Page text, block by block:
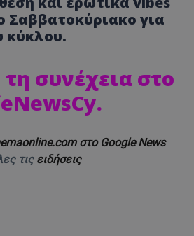
Σαββατοκύριακο για
κύκλου.
συνέχεια στο
στο Google News
τις ειδήσεις